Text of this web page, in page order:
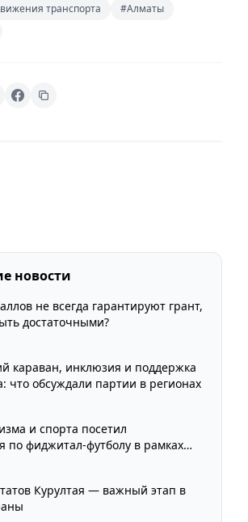
транспорта
#Алматы
новости
не всегда гарантируют грант,
достаточными?
караван, инклюзия и поддержка
что обсуждали партии в регионах
и спорта посетил
по фиджитал-футболу в рамках
2026»
Курултая — важный этап в